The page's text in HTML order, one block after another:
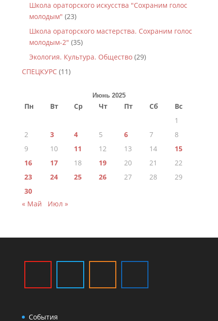
Школа ораторского искусства "Сохраним голос
молодым" (23)
Школа ораторского мастерства. Сохраним голос
молодым-2" (35)
Экология. Культура. Общество(29)
СПЕЦКУРС(11)
Июнь 2025
Пн Вт Ср Чт Пт Сб
Вс
1
2
3 4 5 6 7
8
9
10 11 12 13 14
15
16
17 18 19 20 21
22
23
24 25 26 27 28
29
30
« Май
Июл »
События